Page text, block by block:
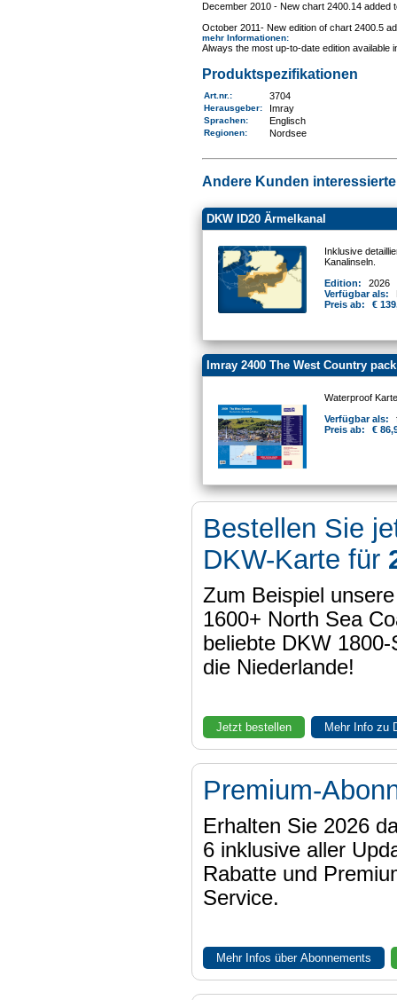
December 2010 - New chart 2400.14 added
October 2011- New edition of chart 2400.5
mehr Informationen:
Always the most up-to-date edition
Produktspezifikationen
Art.nr. : 3704
Herausgeber: Imray
Sprachen: Englisch
Regionen: Nordsee
Andere Kunden
DKW ID20 Ärmelkanal
Inklusive
Kanalinseln.
Edition:
2026
Verfügbar als:
Preis ab:
€
Imray 2400 The West Country pack
Waterproof
Verfügbar als:
Preis ab:
€
Bestellen Sie
DKW-Karte für
Zum Beispiel
1600+ North Sea
beliebte DKW
die Niederlande!
Jetzt bestellen Mehr Info zu
Premium-
Erhalten Sie 2026
6 inklusive aller
Rabatte und
Service.
Mehr Infos über Abonnements